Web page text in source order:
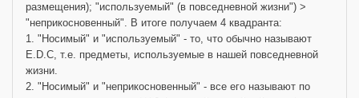
размещения); "используемый" (в повседневной жизни") >
"неприкосновенный". В итоге получаем 4 квадранта:
1. "Носимый" и "используемый" - то, что обычно называют
E.D.C, т.е. предметы, используемые в нашей повседневной
жизни.
2. "Носимый" и "неприкосновенный" - все его называют по